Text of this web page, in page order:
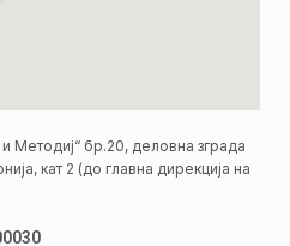
Методиј“ бр.20, деловна зграда
кат 2 (до главна дирекција на